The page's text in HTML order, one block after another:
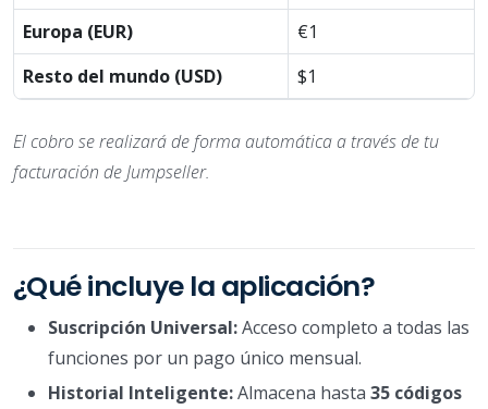
Europa (EUR)
€1
Resto del mundo (USD)
$1
El cobro se realizará de forma automática a través de tu
facturación de Jumpseller.
¿Qué incluye la aplicación?
Suscripción Universal:Acceso completo a todas las
funciones por un pago único mensual.
Historial Inteligente:Almacena hasta 35 códigos